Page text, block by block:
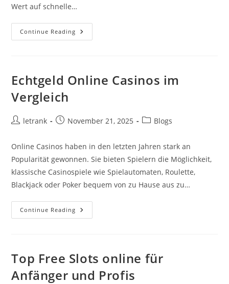
Wert auf schnelle…
Continue Reading Crypto
Casinos
Digitalen
Echtgeld Online Casinos im
Vergleich
Postletrank
PostNovember 21, 2025
PostBlogs
Online Casinos haben in den letzten Jahren stark an
Popularität gewonnen. Sie bieten Spielern die Möglichkeit,
klassische Casinospiele wie Spielautomaten, Roulette,
Blackjack oder Poker bequem von zu Hause aus zu…
Continue Reading Echtgeld
Online
Top Free Slots online für
Anfänger und Profis